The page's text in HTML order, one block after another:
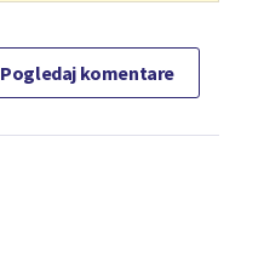
Pogledaj komentare